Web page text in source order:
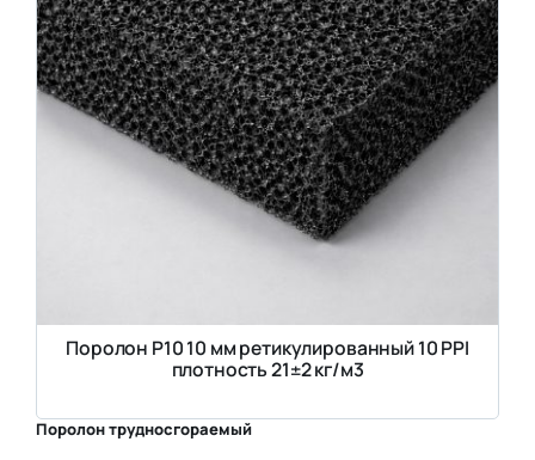
Поролон P10 10 мм ретикулированный 10 PPI
плотность 21±2 кг/м3
Поролон трудносгораемый